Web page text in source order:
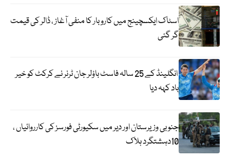
اسٹاک ایکسچینج میں کاروبار کا منفی آغاز ، ڈالر کی قیمت
گر گئی
انگلینڈ کے 25 سالہ فاسٹ باؤلر جان ٹرنر نے کرکٹ کو خیر
باد کہہ دیا
جنوبی وزیرستان اور دیر میں سکیورٹی فورسز کی کارروائیاں ،
10دہشتگرد ہلاک